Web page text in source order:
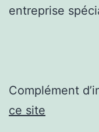
entreprise
Complément
ce site